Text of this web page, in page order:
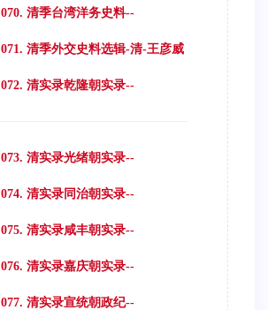
070. 清季台湾洋务史料--
071. 清季外交史料选辑-清-王彦威
072. 清实录乾隆朝实录--
073. 清实录光绪朝实录--
074. 清实录同治朝实录--
075. 清实录咸丰朝实录--
076. 清实录嘉庆朝实录--
077. 清实录宣统朝政纪--